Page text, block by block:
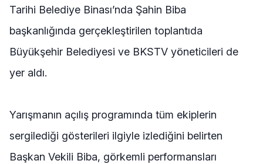
Tarihi Belediye Binası’nda Şahin Biba
başkanlığında gerçekleştirilen toplantıda
Büyükşehir Belediyesi ve BKSTV yöneticileri de
yer aldı.
Yarışmanın açılış programında tüm ekiplerin
sergilediği gösterileri ilgiyle izlediğini belirten
Başkan Vekili Biba, görkemli performansları